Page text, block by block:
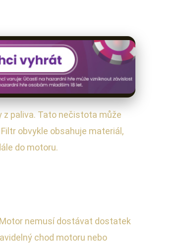
paliva. Tato nečistota může
obvykle obsahuje materiál,
do motoru.
nemusí dostávat dostatek
chod motoru nebo